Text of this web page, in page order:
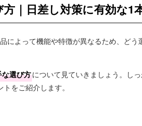
｜日差し対策に有効な1
によって機能や特徴が異なるため、どう
選び方について見ていきましょう。し
をご紹介します。